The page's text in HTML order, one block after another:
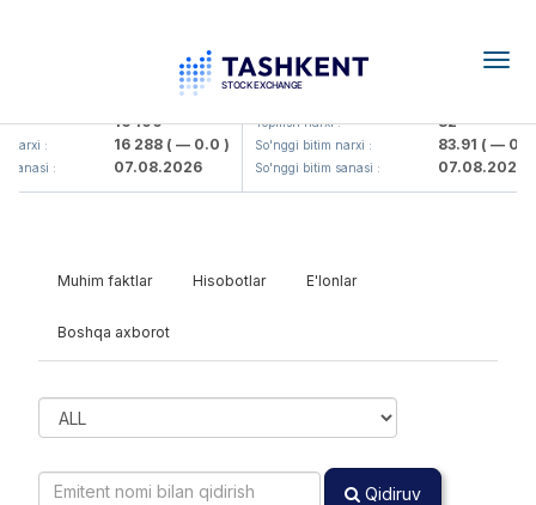
: 16 100
: 16 288( — 0.0 )
: 07.08.2026
KFSK (<Kafolat sug'urta
Yopilish narxi : 82
So'nggi bitim narxi : 83.91( — 0.0 )
So'nggi bitim sanasi : 07.08.2026
Muhim faktlar Hisobotlar E'lonlar
Boshqa axborot
Qidiruv